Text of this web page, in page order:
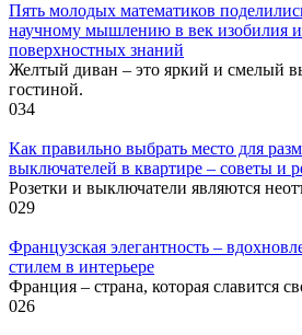
Пять молодых математиков
научному мышлению в век изобилия
поверхностных знаний
Желтый диван – это яркий и смелый
гостиной.
034
Как правильно выбрать место для
выключателей в квартире – советы и
Розетки и выключатели являются
029
Французская элегантность –
стилем в интерьере
Франция – страна, которая славится
026